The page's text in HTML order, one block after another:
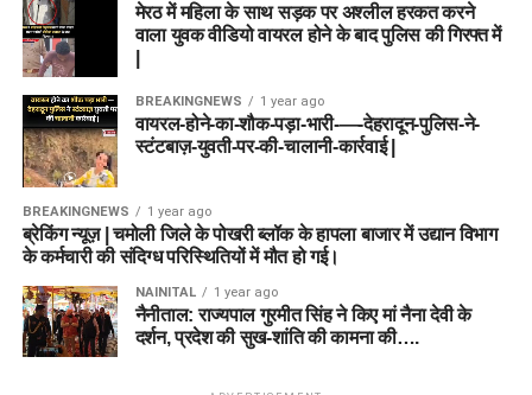
मेरठ में महिला के साथ सड़क पर अश्लील हरकत करने
वाला युवक वीडियो वायरल होने के बाद पुलिस की गिरफ्त में
BREAKINGNEWS 1 year ago
वायरल-होने-का-शौक-पड़ा-भारी-—-देहरादून-पुलिस-ने-
स्टंटबाज़-युवती-पर-की-चालानी-कार्रवाई |
BREAKINGNEWS 1 year ago
ब्रेकिंग न्यूज़ | चमोली जिले के पोखरी ब्लॉक के हापला बाजार में उद्यान विभाग
के कर्मचारी की संदिग्ध परिस्थितियों में मौत हो गई।
NAINITAL 1 year ago
नैनीताल: राज्यपाल गुरमीत सिंह ने किए मां नैना देवी के
दर्शन, प्रदेश की सुख-शांति की कामना की….